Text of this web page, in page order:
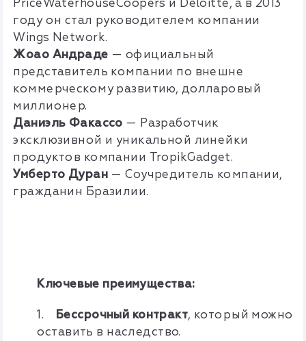
PriceWaterhouseCoopers и Deloitte, а в 2013
году он стал руководителем компании
Wings Network.
Жоао Андраде — официальный
представитель компании по внешне
коммерческому развитию, долларовый
миллионер.
Даниэль Факассо — Разработчик
эксклюзивной и уникальной линейки
продуктов компании TropikGadget.
Умберто Дуран — Соучредитель компании,
гражданин Бразилии.
Ключевые преимущества:
1. Бессрочный контракт, который можно
оставить в наследство.